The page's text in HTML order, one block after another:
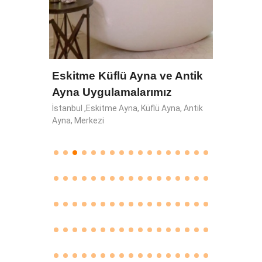
Eskitme Küflü Ayna ve Antik
Ayna Uygulamalarımız
İstanbul ,Eskitme Ayna, Küflü Ayna, Antik
Ayna, Merkezi